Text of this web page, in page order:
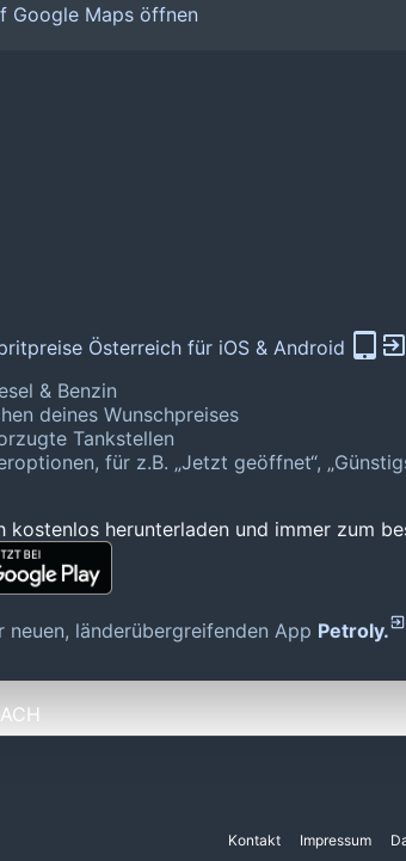
Google Maps öffnen
Österreich für iOS & Android
& Benzin
deines Wunschpreises
Tankstellen
für z.B. „Jetzt geöffnet“,
herunterladen und immer zum
länderübergreifenden App Petroly.
Kontakt Impressum